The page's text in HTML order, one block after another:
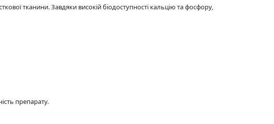
тканини. Завдяки високій біодоступності кальцію та фосфору,
препарату.